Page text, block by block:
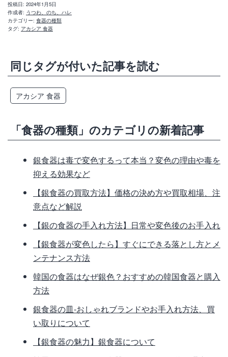
投稿日: 2024年1月5日
作成者: うつわ、のち、ハレ
カテゴリー: 食器の種類
タグ: アカシア 食器
同じタグが付いた記事を読む
アカシア 食器
「食器の種類」のカテゴリの新着記事
銀食器は毒で変色するって本当？変色の理由や毒を
抑える効果など
【銀食器の買取方法】価格の決め方や買取相場、注
意点など解説
【銀の食器の手入れ方法】日常や変色後のお手入れ
【銀食器が変色したら】すぐにできる落とし方とメ
ンテナンス方法
韓国の食器はなぜ銀色？おすすめの韓国食器と購入
方法
銀食器の皿‐おしゃれブランドやお手入れ方法、買
い取りについて
【銀食器の魅力】銀食器について